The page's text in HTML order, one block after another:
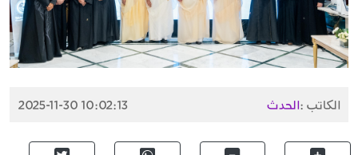
الكاتب :الحدث 2025-11-30 10:02:13